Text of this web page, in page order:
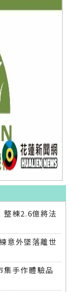
棟2.6億將法
意外墜落離世
手作體驗品